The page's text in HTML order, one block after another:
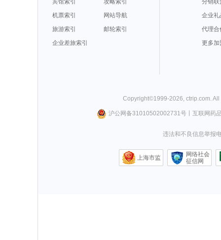
机票索引
网站导航
旅游索引
邮轮索引
企业差旅索引
企业礼
代理合
更多加
Copyright©1999-2026 ctrip.com .
沪公网备31010502002731号丨 互联网药
违法和不良信息举报
上海市监
网络社会
征信网